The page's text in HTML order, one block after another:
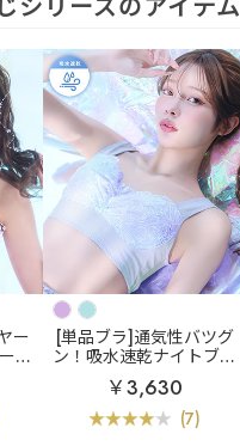
シリーズのアイテム
ー
メ
単
[単品ブラ]通気性バツグ
ン！吸水速乾ナイトブラ
エアリークール マーメ
イド アクアレース 夢ご
こち ナイトブラ 単品ブ
ラジャー
￥3,630
(7)